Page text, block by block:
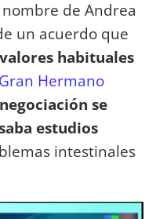
de Andrea
un acuerdo que
habituales
Gran Hermano
se
estudios
intestinales